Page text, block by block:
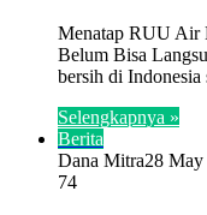
Menatap RUU Air
Belum Bisa
bersih di
Selengkapnya »
Berita
Dana Mitra28 May
74